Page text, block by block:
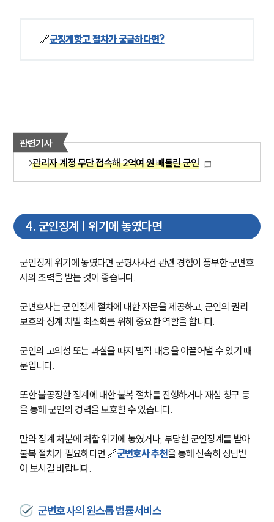
뉴스레터/브로슈어
대륜법률상담예약
🔗군징계항고 절차가 궁금하다면?
관련기사
관리자 계정 무단 접속해 2억여 원 빼돌린 군인
4. 군인징계 | 위기에 놓였다면
군인징계 위기에 놓였다면 군형사사건 관련 경험이 풍부한 군변호
사의 조력을 받는 것이 좋습니다.
군변호사는 군인징계 절차에 대한 자문을 제공하고, 군인의 권리
보호와 징계 처벌 최소화를 위해 중요한 역할을 합니다.
군인의 고의성 또는 과실을 따져 법적 대응을 이끌어낼 수 있기 때
문입니다.
또한 불공정한 징계에 대한 불복 절차를 진행하거나 재심 청구 등
을 통해 군인의 경력을 보호할 수 있습니다.
만약 징계 처분에 처할 위기에 놓였거나, 부당한 군인징계를 받아
불복 절차가 필요하다면 🔗군변호사 추천을 통해 신속히 상담받
아 보시길 바랍니다.
군변호사의 원스톱 법률서비스